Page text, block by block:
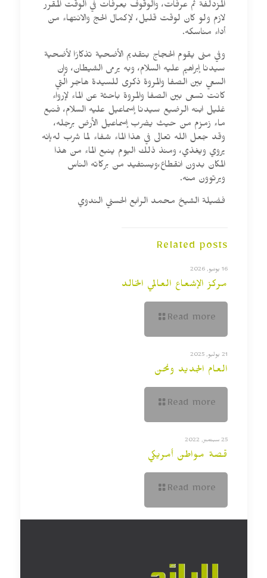
المزدلفة ثم عرفات، والوقوف بعرفات في الوقت المقرر
لازم ولو كان لوقت قليل، لإكمال الحج والانتهاء من
أداء مناسكه.
وفي منى يقوم الحجاج بتقديم الأضحية تذكارًا لأضحية
سيدنا إبراهيم عليه السلام، وبه يرمى الشيطان، وإن
السعي بين الصفا والمروة ذكرى للسيدة هاجر التي
كانت تسعى بين الصفا والمروة باحثة عن الماء لإرواء
غليل ابنه الرضيع سيدنا إسماعيل عليه السلام، فنبع
ماء زمزم من حيث يضرب إسماعيل الأرض برجله،
وقد جعل الله تعالى في هذا الماء شفاء لما شرب له،إنه
يروي ويغذي، ومنذ ذلك اليوم ينبع الماء من هذا
المكان بدون انقطاع،ويستفيد من بركاته الناس
ويرتوون منه.
فضيلة الشيخ محمد الرابع الحسني الندوي
Related posts
16 يونيو, 2026
مركز الإشعاع العالمي الخالد
Read more
21 يوليو, 2025
العام الجديد ونحن
Read more
25 سبتمبر, 2022
قصة مواطن أمريكي
Read more